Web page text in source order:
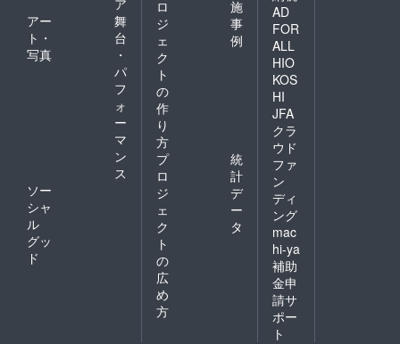
ア
アー
ト・
写真
舞
台
・
パ
フ
ォ
ー
マ
ン
ス
ソー
シャ
ル
グッ
ド
ロ
ジ
ェ
ク
ト
の
作
り
方
施
事
例
プ
ロ
ジ
ェ
ク
ト
の
広
め
方
統
計
デ
ー
タ
AD
FOR
ALL
HIO
KOS
HI
JFA
クラ
ウド
ファ
ン
ディ
ング
mac
hi-ya
補助
金申
請サ
ポー
ト